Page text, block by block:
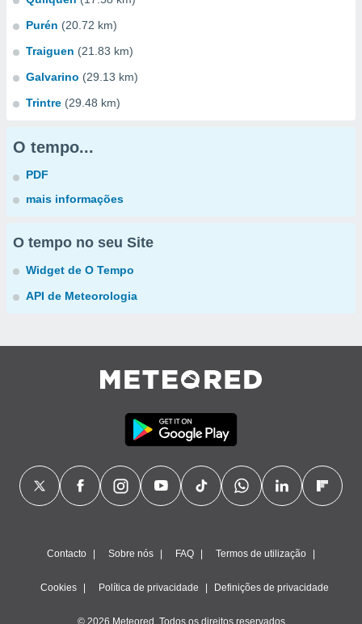
Purén (20.72 km)
Traiguen (21.83 km)
Galvarino (29.13 km)
Trintre (29.48 km)
O tempo...
PDF
mais informações
O tempo no seu Site
Widget de O Tempo
API de Meteorologia
Contacto Sobre nós FAQ Termos de utilização
Cookies Política de privacidade Definições de privacidade
© 2026 Meteored. Todos os direitos reservados